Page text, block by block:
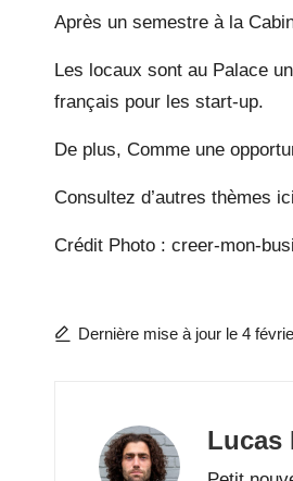
Après un semestre à la
Les locaux sont au Palace
français pour les start-up.
De plus, Comme une
Consultez d’autres thèmes
Crédit Photo : creer-mon-
Dernière mise à jour le 4
Lucas